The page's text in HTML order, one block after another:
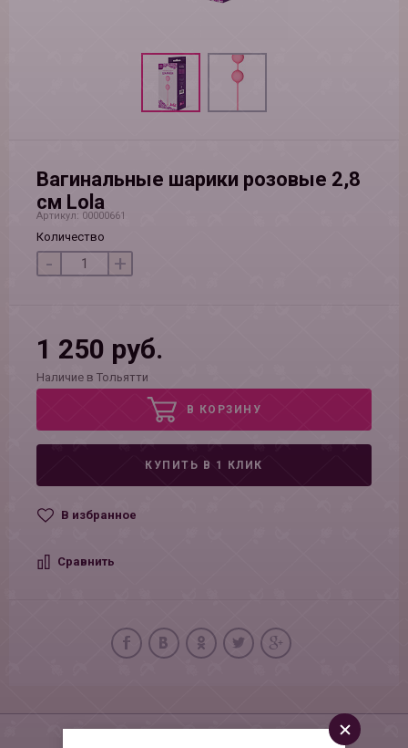
Вагинальные шарики розовые 2,8
см Lola
Артикул: 00000661
Количество
- +
1 250 руб.
Наличие в Тольятти
В КОРЗИНУ
КУПИТЬ В 1 КЛИК
В избранное
Сравнить
Описание